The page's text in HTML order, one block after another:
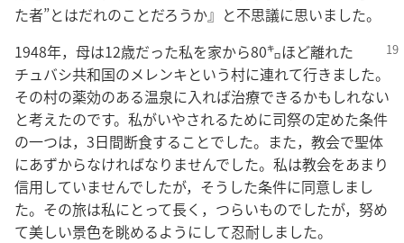
た者”とはだれのことだろうか』と不思議に思いました。
1948年，母は12歳だった私を家から80㌔ほど離れた
チュバシ共和国のメレンキという村に連れて行きました。
その村の薬効のある温泉に入れば治療できるかもしれない
と考えたのです。私がいやされるために司祭の定めた条件
の一つは，3日間断食することでした。また，教会で聖体
にあずからなければなりませんでした。私は教会をあまり
信用していませんでしたが，そうした条件に同意しまし
た。その旅は私にとって長く，つらいものでしたが，努め
て美しい景色を眺めるようにして忍耐しました。